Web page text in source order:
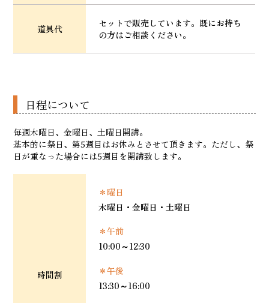
道具代
セットで販売しています。既にお持ち
の方はご相談ください。
日程について
毎週木曜日、金曜日、土曜日開講。
基本的に祭日、第5週目はお休みとさせて頂きます。ただし、祭
日が重なった場合には5週目を開講致します。
時間割
＊曜日
木曜日・金曜日・土曜日
＊午前
10:00～12:30
＊午後
13:30～16:00